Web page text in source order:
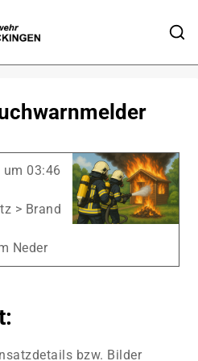
03:46
> Brand
Neder
bzw. Bilder